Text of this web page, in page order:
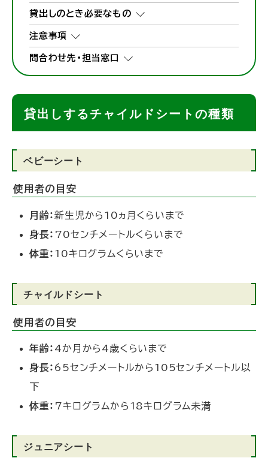
貸出しのとき必要なもの
注意事項
問合わせ先・担当窓口
貸出しするチャイルドシートの種類
ベビーシート
使用者の目安
月齢：新生児から10ヵ月くらいまで
身長： 70センチメートルくらいまで
体重： 10キログラムくらいまで
チャイルドシート
使用者の目安
年齢： 4か月から4歳くらいまで
身長： 65センチメートルから105センチメートル以
下
体重： 7キログラムから18キログラム未満
ジュニアシート